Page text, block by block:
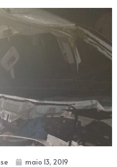
maio 13, 2019